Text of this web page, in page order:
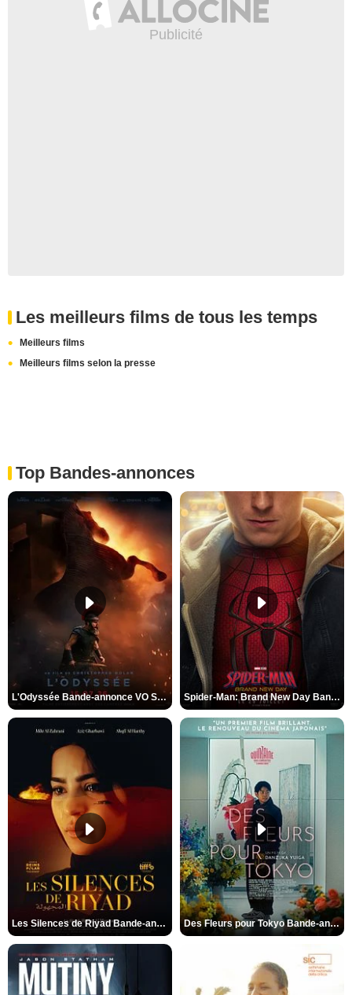
Les meilleurs films de tous les temps
Meilleurs films
Meilleurs films selon la presse
Top Bandes-annonces
L'Odyssée Bande-annonce VO STFR Spider-Man: Brand New Day Bande-annonce VO STFR
Les Silences de Riyad Bande-annonce VO STFR Des Fleurs pour Tokyo Bande-annonce VO STFR